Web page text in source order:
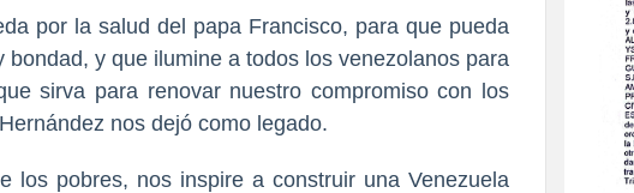
por la salud del papa Francisco, para que pueda
y que ilumine a todos los venezolanos para
sirva para renovar nuestro compromiso con los
nos dejó como legado.
los pobres, nos inspire a construir una Venezuela